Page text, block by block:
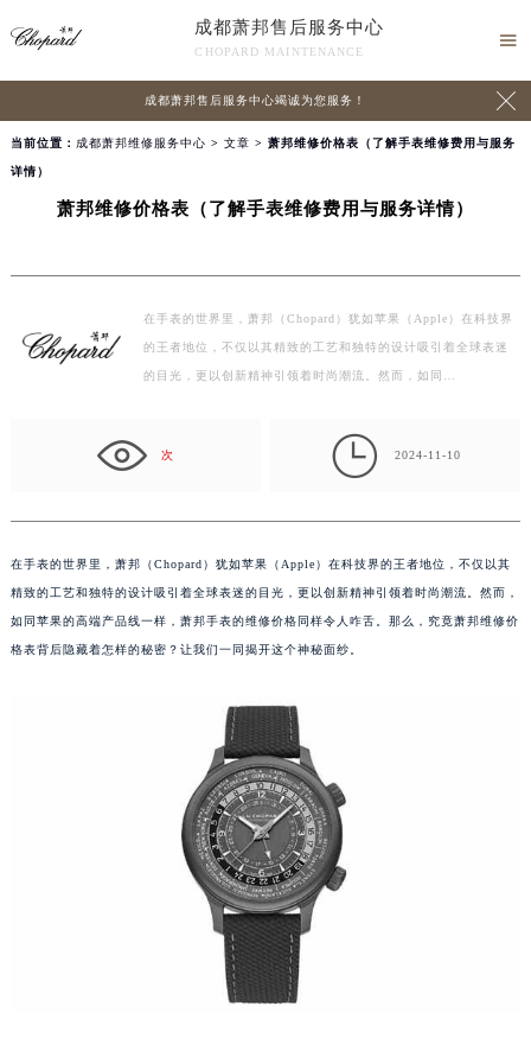
成都萧邦售后服务中心
CHOPARD MAINTENANCE

成都萧邦售后服务中心竭诚为您服务！ 
当前位置： 成都萧邦维修服务中心 > 文章 > 萧邦维修价格表（了解手表维修费用与服务
详情）
萧邦维修价格表（了解手表维修费用与服务详情）
在手表的世界里，萧邦（Chopard）犹如苹果（Apple）在科技界
的王者地位，不仅以其精致的工艺和独特的设计吸引着全球表迷
的目光，更以创新精神引领着时尚潮流。然而，如同…
次  2024-11-10
在手表的世界里，萧邦（Chopard）犹如苹果（Apple）在科技界的王者地位，不仅以其
精致的工艺和独特的设计吸引着全球表迷的目光，更以创新精神引领着时尚潮流。然而，
如同苹果的高端产品线一样，萧邦手表的维修价格同样令人咋舌。那么，究竟萧邦维修价
格表背后隐藏着怎样的秘密？让我们一同揭开这个神秘面纱。